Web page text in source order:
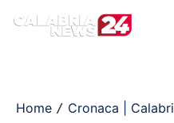
Home / Cronaca |